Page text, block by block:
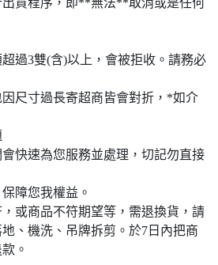
貨程序，即**無法**取消或是任何
過3雙(含)以上，會被拒收。請務必
尺寸過長寄超商皆會對折，*如介
快速為您服務並處理，切記勿直接
障您我權益。
或商品不符期望等，需退換貨，請
、機洗、吊牌拆剪。於7日內把商
。